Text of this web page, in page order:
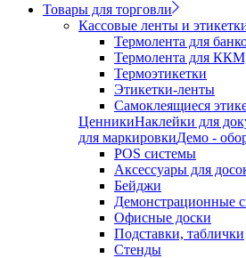
Товары для торговли
Кассовые ленты и
Термолента для
Термолента для
Термоэтикетки
Этикетки-ленты
Самоклеящиеся
ЦенникиНаклейки для
для маркировкиДемо -
POS системы
Аксессуары для
Бейджи
Демонстрационные
Офисные доски
Подставки, таблички
Стенды